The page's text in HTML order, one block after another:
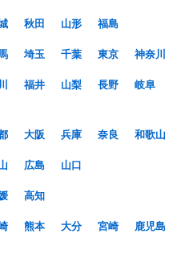
秋田 山形
福島
埼玉 千葉 東京
神奈川
福井 山梨 長野
岐阜
大阪 兵庫 奈良
和歌山
広島
山口
高知
熊本 大分 宮崎
鹿児島